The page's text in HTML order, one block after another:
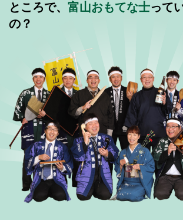
ところで、 富山おもてな士って
の？